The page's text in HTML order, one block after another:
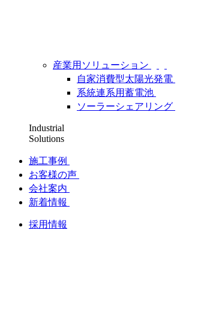
産業用ソリューション
自家消費型太陽光発電
系統連系用蓄電池
ソーラーシェアリング
Industrial
Solutions
施工事例
お客様の声
会社案内
新着情報
採用情報